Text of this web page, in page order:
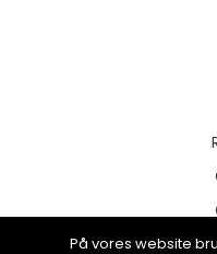
På vores website